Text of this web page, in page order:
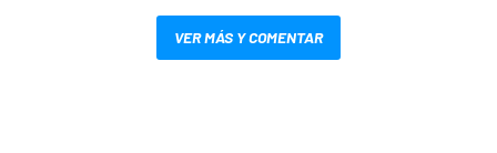
VER MÁS Y COMENTAR